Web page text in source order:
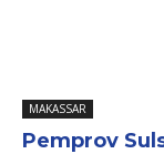
MAKASSAR
Pemprov